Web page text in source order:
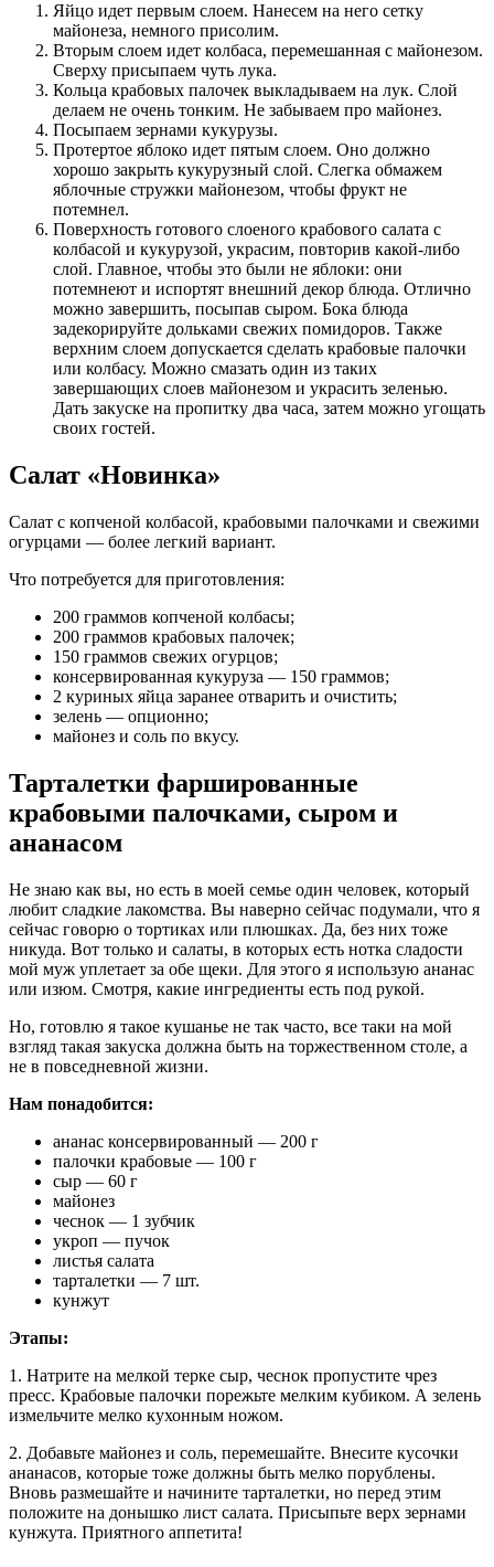
Яйцо идет первым слоем. Нанесем на него сетку
майонеза, немного присолим.
Вторым слоем идет колбаса, перемешанная с майонезом.
Сверху присыпаем чуть лука.
Кольца крабовых палочек выкладываем на лук. Слой
делаем не очень тонким. Не забываем про майонез.
Посыпаем зернами кукурузы.
Протертое яблоко идет пятым слоем. Оно должно
хорошо закрыть кукурузный слой. Слегка обмажем
яблочные стружки майонезом, чтобы фрукт не
потемнел.
Поверхность готового слоеного крабового салата с
колбасой и кукурузой, украсим, повторив какой-либо
слой. Главное, чтобы это были не яблоки: они
потемнеют и испортят внешний декор блюда. Отлично
можно завершить, посыпав сыром. Бока блюда
задекорируйте дольками свежих помидоров. Также
верхним слоем допускается сделать крабовые палочки
или колбасу. Можно смазать один из таких
завершающих слоев майонезом и украсить зеленью.
Дать закуске на пропитку два часа, затем можно угощать
своих гостей.
Салат «Новинка»
Салат с копченой колбасой, крабовыми палочками и свежими
огурцами — более легкий вариант.
Что потребуется для приготовления:
200 граммов копченой колбасы;
200 граммов крабовых палочек;
150 граммов свежих огурцов;
консервированная кукуруза — 150 граммов;
2 куриных яйца заранее отварить и очистить;
зелень — опционно;
майонез и соль по вкусу.
Тарталетки фаршированные
крабовыми палочками, сыром и
ананасом
Не знаю как вы, но есть в моей семье один человек, который
любит сладкие лакомства. Вы наверно сейчас подумали, что я
сейчас говорю о тортиках или плюшках. Да, без них тоже
никуда. Вот только и салаты, в которых есть нотка сладости
мой муж уплетает за обе щеки. Для этого я использую ананас
или изюм. Смотря, какие ингредиенты есть под рукой.
Но, готовлю я такое кушанье не так часто, все таки на мой
взгляд такая закуска должна быть на торжественном столе, а
не в повседневной жизни.
Нам понадобится:
ананас консервированный — 200 г
палочки крабовые — 100 г
сыр — 60 г
майонез
чеснок — 1 зубчик
укроп — пучок
листья салата
тарталетки — 7 шт.
кунжут
Этапы:
1. Натрите на мелкой терке сыр, чеснок пропустите чрез
пресс. Крабовые палочки порежьте мелким кубиком. А зелень
измельчите мелко кухонным ножом.
2. Добавьте майонез и соль, перемешайте. Внесите кусочки
ананасов, которые тоже должны быть мелко порублены.
Вновь размешайте и начините тарталетки, но перед этим
положите на донышко лист салата. Присыпьте верх зернами
кунжута. Приятного аппетита!